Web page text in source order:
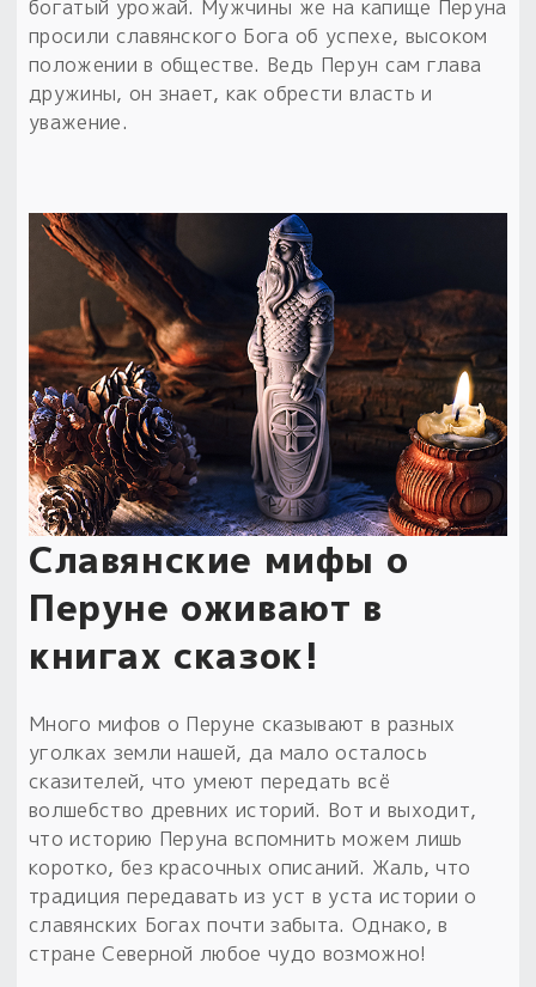
богатый урожай. Мужчины же на капище Перуна
просили славянского Бога об успехе, высоком
положении в обществе. Ведь Перун сам глава
дружины, он знает, как обрести власть и
уважение.
Славянские мифы о
Перуне оживают в
книгах сказок!
Много мифов о Перуне сказывают в разных
уголках земли нашей, да мало осталось
сказителей, что умеют передать всё
волшебство древних историй. Вот и выходит,
что историю Перуна вспомнить можем лишь
коротко, без красочных описаний. Жаль, что
традиция передавать из уст в уста истории о
славянских Богах почти забыта. Однако, в
стране Северной любое чудо возможно!